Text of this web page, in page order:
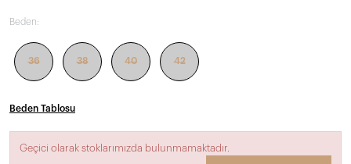
Beden:
36 38 40 42
Beden Tablosu
Geçici olarak stoklarımızda bulunmamaktadır.